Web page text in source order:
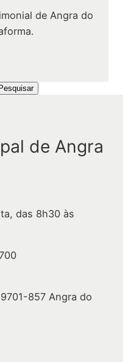
de Angra do
de Angra
das 8h30 às
857 Angra do